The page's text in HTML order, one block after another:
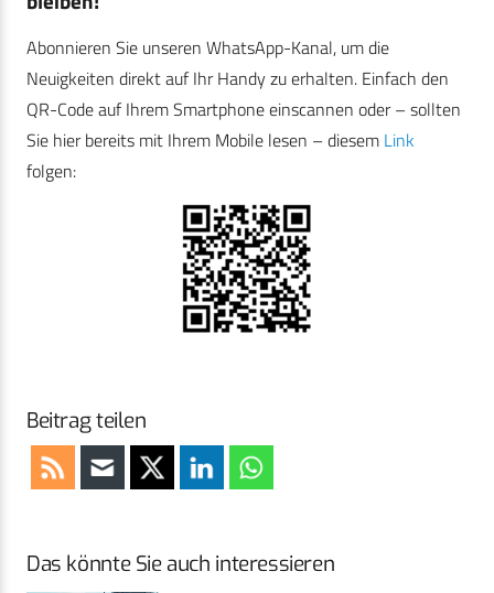
Abonnieren Sie unseren WhatsApp-Kanal, um die
Neuigkeiten direkt auf Ihr Handy zu erhalten. Einfach den
QR-Code auf Ihrem Smartphone einscannen oder – sollten
Sie hier bereits mit Ihrem Mobile lesen – diesem Link
folgen:
Beitrag teilen
Das könnte Sie auch interessieren